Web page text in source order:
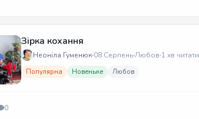
Зірка кохання
Неоніла Гуменюк 08 СерпеньЛюбов 1 хв читати
Популярна Новеньке Любов
0